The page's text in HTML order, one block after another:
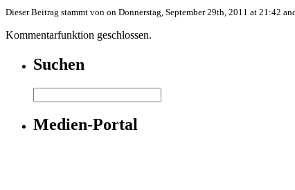
Dieser Beitrag stammt von on Donnerstag, September 29th, 2011 at 21:42
Kommentarfunktion geschlossen.
Suchen
Medien-Portal